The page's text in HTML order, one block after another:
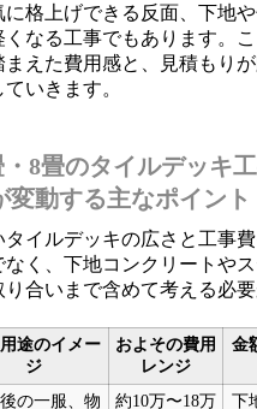
格上げできる反面、下地
くなる工事でもあります。
まえた費用感と、見積もり
いきます。
・8畳のタイルデッキ
変動する主なポイント
イルデッキの広さと工事
なく、下地コンクリートや
合いまで含めて考える必要
途のイメー
ジ
およその費用
レンジ
金
の一服、物
約10万〜18万
下